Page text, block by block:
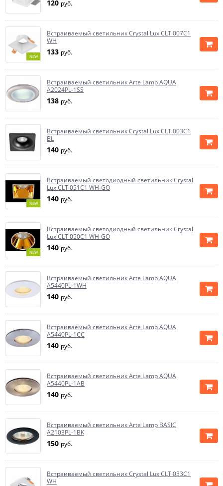
120 руб.
NEW
Встраиваемый светильник Crystal Lux CLT 007C1
WH
133 руб.
Встраиваемый светильник Arte Lamp AQUA
A2024PL-1SS
138 руб.
Встраиваемый светильник Crystal Lux CLT 003C1
BL
140 руб.
NEW
Встраиваемый светодиодный светильник Crystal
Lux CLT 051C1 WH-GO
140 руб.
NEW
Встраиваемый светодиодный светильник Crystal
Lux CLT 050C1 WH-GO
140 руб.
Встраиваемый светильник Arte Lamp AQUA
A5440PL-1WH
140 руб.
Встраиваемый светильник Arte Lamp AQUA
A5440PL-1CC
140 руб.
Встраиваемый светильник Arte Lamp AQUA
A5440PL-1AB
140 руб.
Встраиваемый светильник Arte Lamp BASIC
A2103PL-1BK
150 руб.
Встраиваемый светильник Crystal Lux CLT 033C1
WH